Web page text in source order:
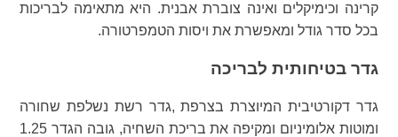
קרינה וכימיקלים ואינה צוברת אבנית. היא מתאימה לבריכות
בכל סדר גודל ומאפשרת את ויסות הטמפרטורה.
גדר בטיחותית לבריכה
גדר דקורטיבית המיוצרת בצרפת ,גדר רשת נשלפת שחורה
ומוטות אלומיניום ומקיפה את בריכת השחיה, גובה הגדר 1.25